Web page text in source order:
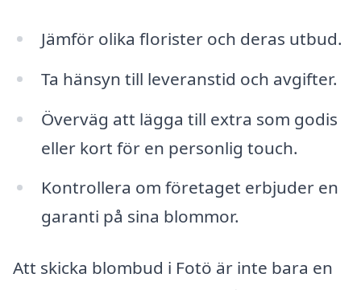
Jämför olika florister och deras utbud.
Ta hänsyn till leveranstid och avgifter.
Överväg att lägga till extra som godis
eller kort för en personlig touch.
Kontrollera om företaget erbjuder en
garanti på sina blommor.
Att skicka blombud i Fotö är inte bara en